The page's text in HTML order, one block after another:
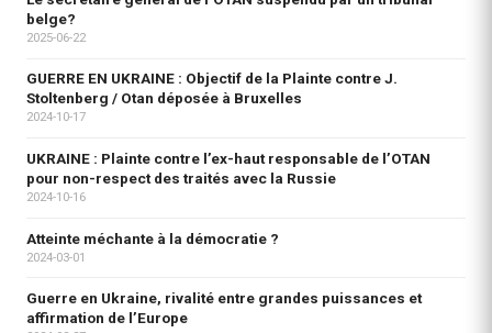
belge?
2025-06-22
GUERRE EN UKRAINE : Objectif de la Plainte contre J.
Stoltenberg / Otan déposée à Bruxelles
2024-10-17
UKRAINE : Plainte contre l’ex-haut responsable de l’OTAN
pour non-respect des traités avec la Russie
2024-10-16
Atteinte méchante à la démocratie ?
2024-03-01
Guerre en Ukraine, rivalité entre grandes puissances et
affirmation de l’Europe